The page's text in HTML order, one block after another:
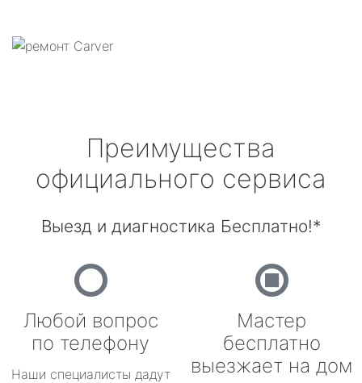
Преимущества
официального сервиса
Выезд и диагностика Бесплатно!*
Любой вопрос
по телефону
Наши специалисты дадут
Мастер
бесплатно
выезжает на дом